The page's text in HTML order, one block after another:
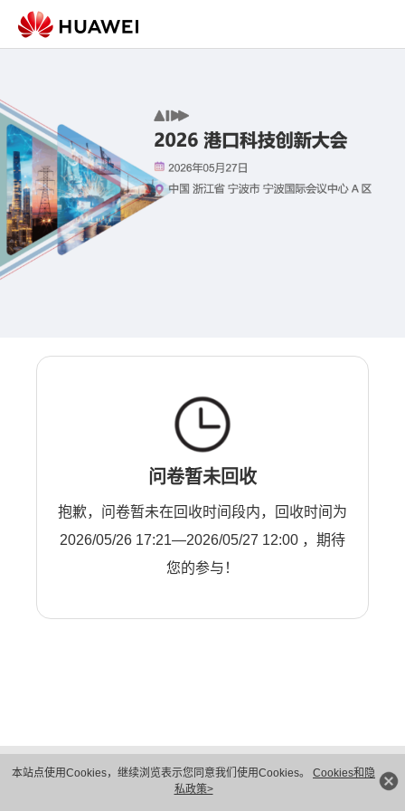
本站点使用Cookies，继续浏览表示您同意我们使用Cookies。 Cookies和隐
私政策>
问卷暂未回收
抱歉，问卷暂未在回收时间段内，回收时间为
2026/05/26 17:21—2026/05/27 12:00 ，期待
您的参与！
隐私保护
法律声明